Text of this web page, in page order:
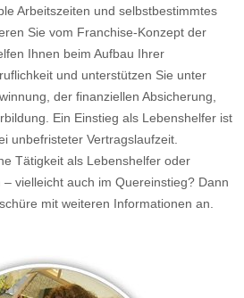
Arbeitszeiten und selbstbestimmtes
Sie vom Franchise-Konzept der
Ihnen beim Aufbau Ihrer
und unterstützen Sie unter
der finanziellen Absicherung,
Ein Einstieg als Lebenshelfer ist
unbefristeter Vertragslaufzeit.
Tätigkeit als Lebenshelfer oder
vielleicht auch im Quereinstieg? Dann
mit weiteren Informationen an.